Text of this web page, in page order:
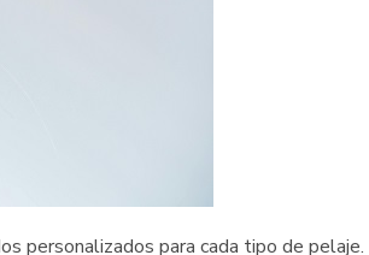
personalizados para cada tipo de pelaje.